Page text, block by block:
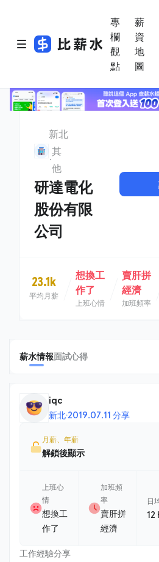
專
欄
觀
點
薪
資
地
圖
新北
其
他
研達電化
股份有限
公司
23.1k
平均月薪
想換工
作了
上班心情
賣肝拼
經濟
加班頻率
薪水情報面試心得
iqc
新北·2019.07.11 分享
月薪、年薪
解鎖後顯示
上班心
情
想換工
作了
加班頻
率
賣肝拼
經濟
日
12
工作經驗分享